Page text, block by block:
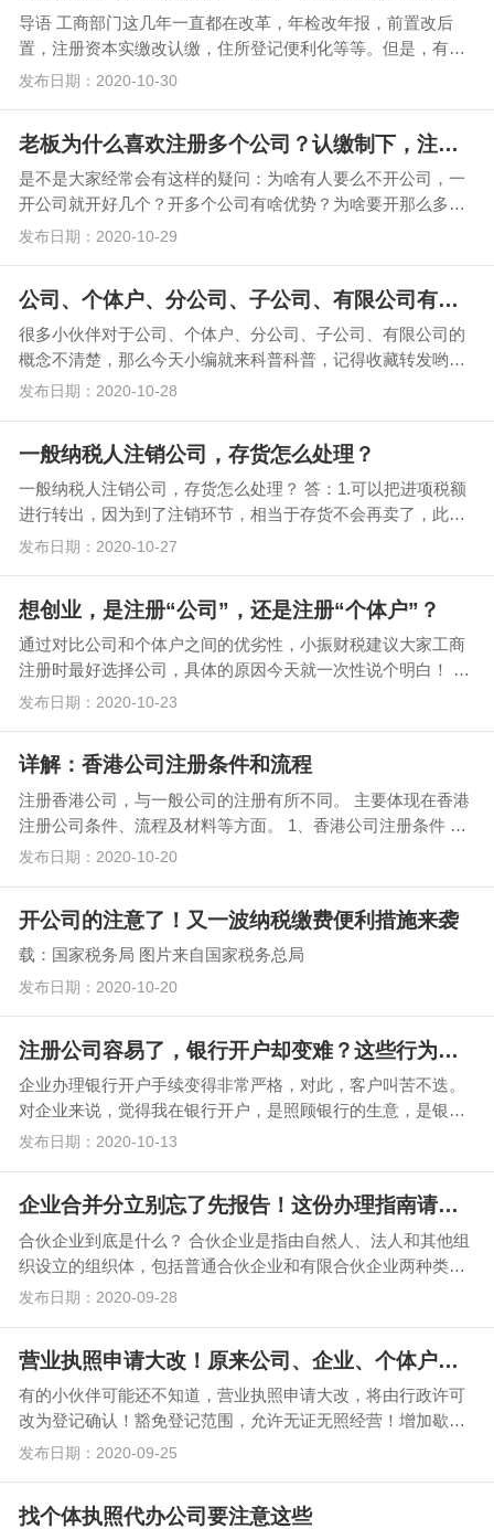
导语 工商部门这几年一直都在改革，年检改年报，前置改后
置，注册资本实缴改认缴，住所登记便利化等等。但是，有一
点基本各地都没有大改，那就是…
发布日期：2020-10-30
老板为什么喜欢注册多个公司？认缴制下，注册资金1个亿行么
是不是大家经常会有这样的疑问：为啥有人要么不开公司，一
开公司就开好几个？开多个公司有啥优势？为啥要开那么多公
司？下面小振财税就跟大家聊一聊关于注册公司那些事～…
发布日期：2020-10-29
公司、个体户、分公司、子公司、有限公司有啥区别？
很多小伙伴对于公司、个体户、分公司、子公司、有限公司的
概念不清楚，那么今天小编就来科普科普，记得收藏转发哟！
公司、个体户、分公司、子公…
发布日期：2020-10-28
一般纳税人注销公司，存货怎么处理？
一般纳税人注销公司，存货怎么处理？ 答：1.可以把进项税额
进行转出，因为到了注销环节，相当于存货不会再卖了，此时
需要企业自己承担进项税，因此原来抵扣的进…
发布日期：2020-10-27
想创业，是注册“公司”，还是注册“个体户”？
通过对比公司和个体户之间的优劣性，小振财税建议大家工商
注册时最好选择公司，具体的原因今天就一次性说个明白！ 个
体户与公司的区别 1…
发布日期：2020-10-23
详解：香港公司注册条件和流程
注册香港公司，与一般公司的注册有所不同。 主要体现在香港
注册公司条件、流程及材料等方面。 1、香港公司注册条件 首
先，要有符…
发布日期：2020-10-20
开公司的注意了！又一波纳税缴费便利措施来袭
载：国家税务局 图片来自国家税务总局
发布日期：2020-10-20
注册公司容易了，银行开户却变难？这些行为将被重点监控
企业办理银行开户手续变得非常严格，对此，客户叫苦不迭。
对企业来说，觉得我在银行开户，是照顾银行的生意，是银行
的客户，不是说客户是上帝吗？为啥开个账户又是预约，…
发布日期：2020-10-13
企业合并分立别忘了先报告！这份办理指南请收好
合伙企业到底是什么？ 合伙企业是指由自然人、法人和其他组
织设立的组织体，包括普通合伙企业和有限合伙企业两种类
型。普通合伙企业的所有合伙人对合伙企业的债务…
发布日期：2020-09-28
营业执照申请大改！原来公司、企业、个体户居然差这么多
有的小伙伴可能还不知道，营业执照申请大改，将由行政许可
改为登记确认！豁免登记范围，允许无证无照经营！增加歇业
发布日期：2020-09-25
找个体执照代办公司要注意这些